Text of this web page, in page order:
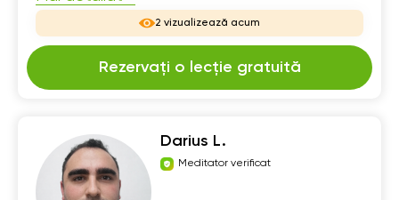
2 vizualizează acum
Rezervați o lecție gratuită
Darius L.
Meditator verificat